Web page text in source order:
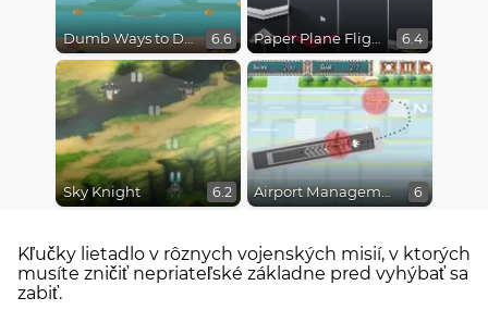
Dumb Ways to Die 3: World Tour 6.6 Paper Plane Flight 6.4
Sky Knight 6.2 Airport Management 2 6
Kľučky lietadlo v rôznych vojenských misií, v ktorých
musíte zničiť nepriateľské základne pred vyhýbať sa
zabiť.